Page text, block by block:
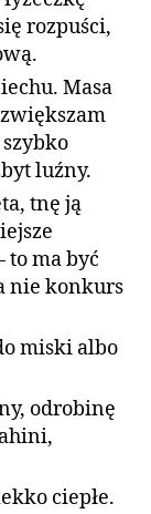
rozpuści,
Masa
luźny.
tnę ją
ma być
nie konkurs
miski albo
odrobinę
ciepłe.